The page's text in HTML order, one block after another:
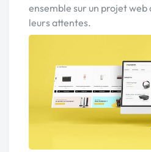
ensemble sur un projet web
leurs attentes.